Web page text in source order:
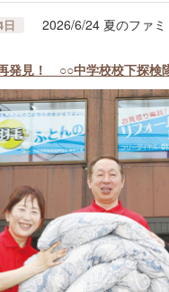
日 2026/6/24 夏のファ
発見！ ○○中学校校下探検